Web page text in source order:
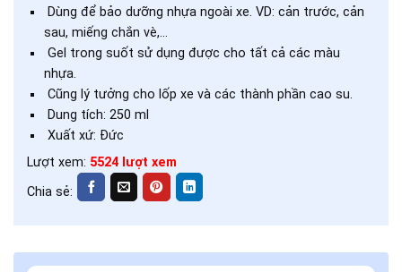
Dùng để bảo dưỡng nhựa ngoài xe. VD: cản trước, cản
sau, miếng chắn vè,…
Gel trong suốt sử dụng được cho tất cả các màu
nhựa.
Cũng lý tưởng cho lốp xe và các thành phần cao su.
Dung tích: 250 ml
Xuất xứ: Đức
Lượt xem: 5524 lượt xem
Chia sẻ: